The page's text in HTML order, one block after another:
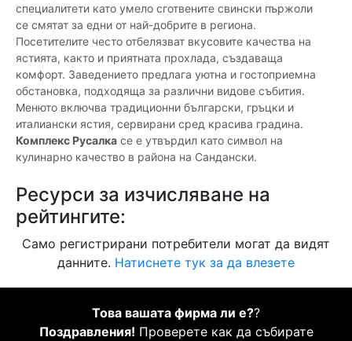
специалитети като умело сготвените свински пържоли
се смятат за едни от най-добрите в региона.
Посетителите често отбелязват вкусовите качества на
ястията, както и приятната прохлада, създаваща
комфорт. Заведението предлага уютна и гостоприемна
обстановка, подходяща за различни видове събития.
Менюто включва традиционни български, гръцки и
италиански ястия, сервирани сред красива градина.
Комплекс Русалка се е утвърдил като символ на
кулинарно качество в района на Сандански.
Ресурси за изчисляване на
рейтингите:
Само регистрирани потребители могат да видят
данните. Натиснете тук за да влезете
Това вашата фирма ли е??
Поздравления! Проверете как да събирате